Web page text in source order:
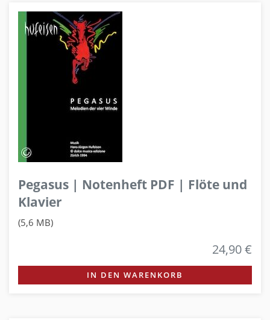
Pegasus | Notenheft PDF | Flöte und
Klavier
(5,6 MB)
24,90 €
IN DEN WARENKORB